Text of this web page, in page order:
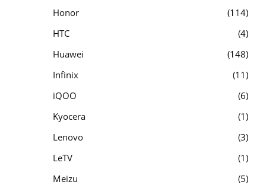
Honor
114
HTC
4
Huawei
148
Infinix
11
iQOO
6
Kyocera
1
Lenovo
3
LeTV
1
Meizu
5